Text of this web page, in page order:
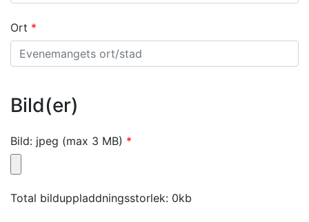
Ort
Bild(er)
Bild: jpeg (max 3 MB)
Total bilduppladdningsstorlek: 0kb